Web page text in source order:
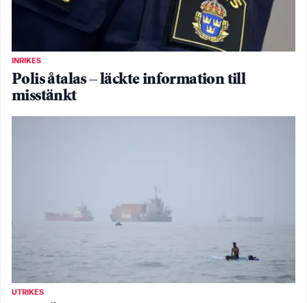
INRIKES
Polis åtalas – läckte information till
misstänkt
UTRIKES